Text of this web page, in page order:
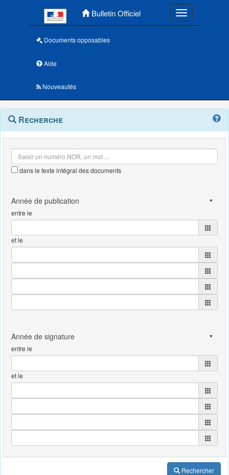
Bulletin Officiel Toggle
Documents opposables
Aide
Nouveautés
Navigation
outils
Menu
contextuel
Recherche
dans le texte intégral des documents
entre le
et le
entre le
et le
Rechercher